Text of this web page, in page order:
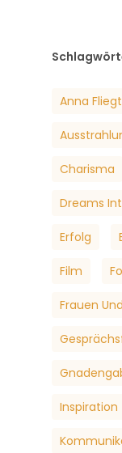
Anna Fliegt
Charisma
Dreams
Erfolg
Film
Frauen
Inspiration